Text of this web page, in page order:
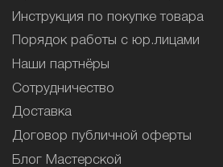
Инструкция по покупке товара
Порядок работы с юр.лицами
Наши партнёры
Сотрудничество
Доставка
Договор публичной оферты
Блог Мастерской